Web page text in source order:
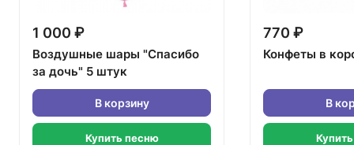
1 000 ₽
Воздушные шары "Спасибо
за дочь" 5 штук
В корзину
Купить песню
770 ₽
Конфеты в
В